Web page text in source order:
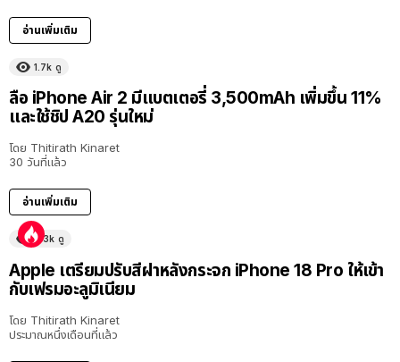
อ่านเพิ่มเติม
1.7k ดู
ลือ iPhone Air 2 มีแบตเตอรี่ 3,500mAh เพิ่มขึ้น 11%
และใช้ชิป A20 รุ่นใหม่
โดย Thitirath Kinaret
30 วันที่แล้ว
อ่านเพิ่มเติม
6.3k ดู
Apple เตรียมปรับสีฝาหลังกระจก iPhone 18 Pro ให้เข้า
กับเฟรมอะลูมิเนียม
โดย Thitirath Kinaret
ประมาณหนึ่งเดือนที่แล้ว